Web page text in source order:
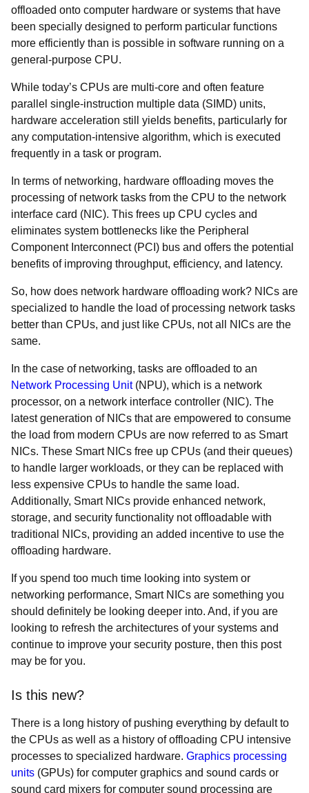
offloaded onto computer hardware or systems that have
been specially designed to perform particular functions
more efficiently than is possible in software running on a
general-purpose CPU.
While today’s CPUs are multi-core and often feature
parallel single-instruction multiple data (SIMD) units,
hardware acceleration still yields benefits, particularly for
any computation-intensive algorithm, which is executed
frequently in a task or program.
In terms of networking, hardware offloading moves the
processing of network tasks from the CPU to the network
interface card (NIC). This frees up CPU cycles and
eliminates system bottlenecks like the Peripheral
Component Interconnect (PCI) bus and offers the potential
benefits of improving throughput, efficiency, and latency.
So, how does network hardware offloading work? NICs are
specialized to handle the load of processing network tasks
better than CPUs, and just like CPUs, not all NICs are the
same.
In the case of networking, tasks are offloaded to an
Network Processing Unit(NPU), which is a network
processor, on a network interface controller (NIC). The
latest generation of NICs that are empowered to consume
the load from modern CPUs are now referred to as Smart
NICs. These Smart NICs free up CPUs (and their queues)
to handle larger workloads, or they can be replaced with
less expensive CPUs to handle the same load.
Additionally, Smart NICs provide enhanced network,
storage, and security functionality not offloadable with
traditional NICs, providing an added incentive to use the
offloading hardware.
If you spend too much time looking into system or
networking performance, Smart NICs are something you
should definitely be looking deeper into. And, if you are
looking to refresh the architectures of your systems and
continue to improve your security posture, then this post
may be for you.
Is this new?
There is a long history of pushing everything by default to
the CPUs as well as a history of offloading CPU intensive
processes to specialized hardware. Graphics processing
units (GPUs) for computer graphics and sound cards or
sound card mixers for computer sound processing are